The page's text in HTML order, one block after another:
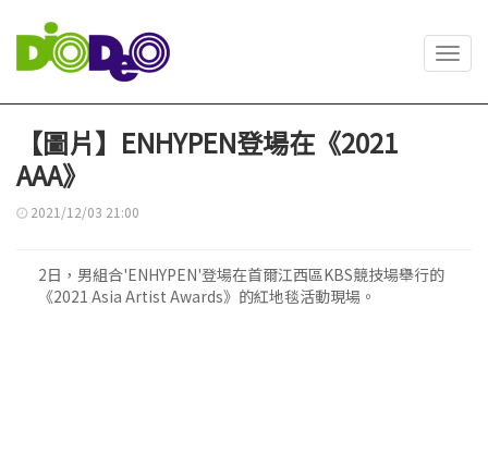
【圖片】ENHYPEN登場在《2021
AAA》
2021/12/03 21:00
2日，男組合'ENHYPEN'登場在首爾江西區KBS競技場舉行的
《2021 Asia Artist Awards》的紅地毯活動現場。